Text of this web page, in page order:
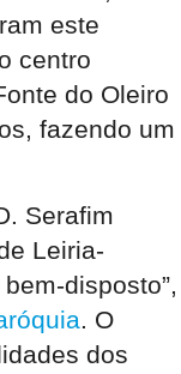
este
centro
do Oleiro
fazendo um
Serafim
Leiria-
disposto”,
. O
dos